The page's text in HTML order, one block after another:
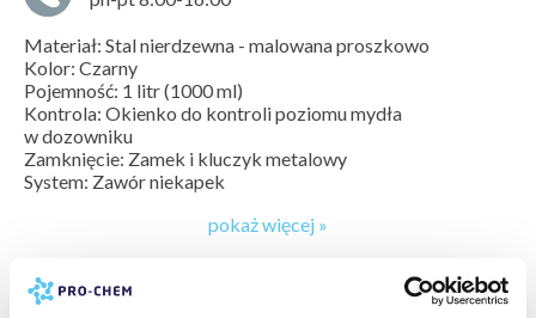
Materiał: Stal nierdzewna - malowana proszkowo
Kolor: Czarny
Pojemność: 1 litr (1000 ml)
Kontrola: Okienko do kontroli poziomu mydła
w dozowniku
Zamknięcie: Zamek i kluczyk metalowy
System: Zawór niekapek
Napełnianie: Z kanistra
mm, głębokość 100 mm
Waga dozownika: 1,05 kg
pokaż więcej »
producent:
typ zabrudzenia:
pył z klocków hamulcowych », brud